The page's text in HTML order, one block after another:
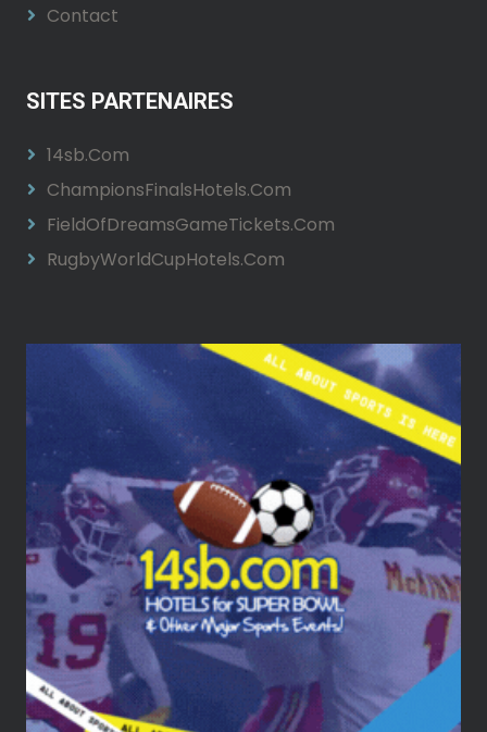
Contact
SITES PARTENAIRES
14sb.com
ChampionsFinalsHotels.com
FieldOfDreamsGameTickets.com
RugbyWorldCupHotels.com